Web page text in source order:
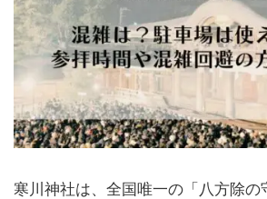
寒川神社は、全国唯一の「八方除の